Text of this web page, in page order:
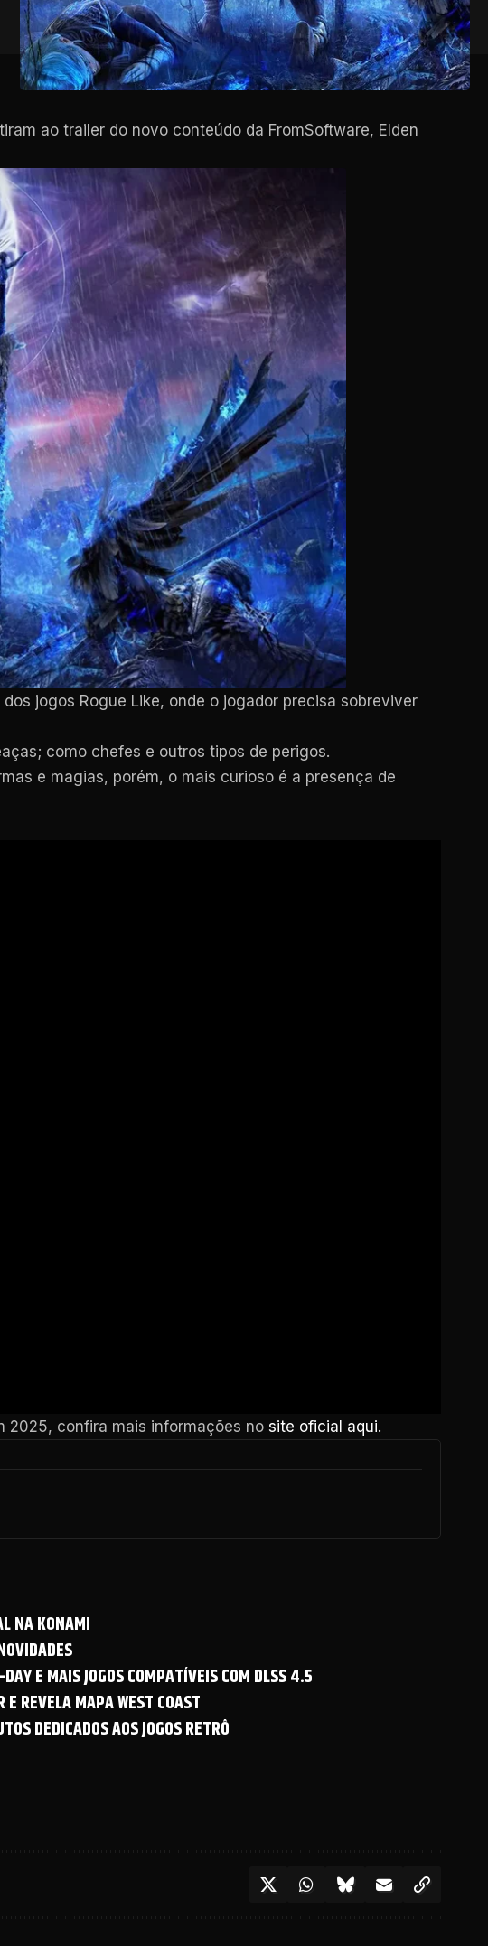
ao trailer do novo conteúdo da FromSoftware, Elden
jogos Rogue Like, onde o jogador precisa sobreviver
como chefes e outros tipos de perigos.
e magias, porém, o mais curioso é a presença de
2025, confira mais informações no site oficial aqui.
NA KONAMI
E MAIS JOGOS COMPATÍVEIS COM DLSS 4.5
REVELA MAPA WEST COAST
DEDICADOS AOS JOGOS RETRÔ